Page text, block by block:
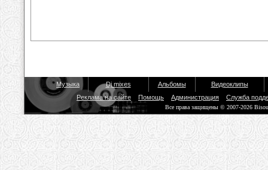
Музыка Dj mixes Альбомы
Видеоклипы
Реклама на сайте
Помощь Администрация Служба
Все права защищены © 2007-2026